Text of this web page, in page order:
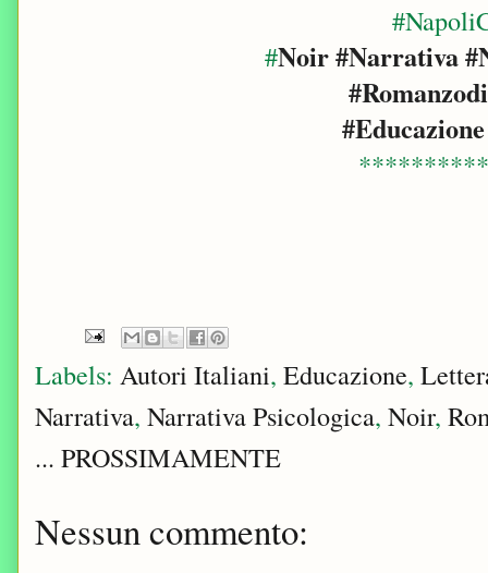
#Noir #Narrativa
Labels: Autori Italiani, Educazione,
Narrativa, Narrativa Psicologica, Noir,
... PROSSIMAMENTE
Nessun commento: